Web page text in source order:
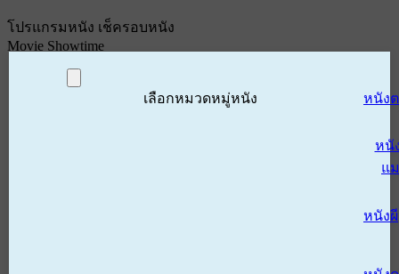
โปรแกรมหนัง เช็ครอบหนัง
Movie Showtime
เลือกหมวดหมู่หนัง หนัง
หนั
แ
หนังผี